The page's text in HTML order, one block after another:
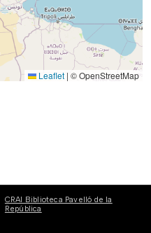
Leaflet | © OpenStreetMap
CRAI Biblioteca Pavelló de la
República